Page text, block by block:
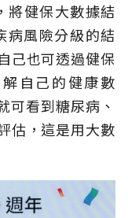
將健保大數據結
病風險分級的結
己也可透過健保
自己的健康數
可看到糖尿病、
估，這是用大數